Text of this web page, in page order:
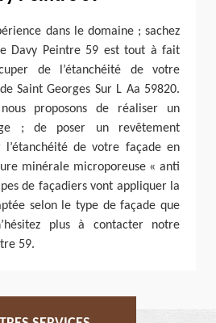
dans le domaine ; sachez
Davy Peintre 59 est tout à fait
de l’étanchéité de votre
Saint Georges Sur L Aa 59820.
proposons de réaliser un
; de poser un revêtement
de votre façade en
minérale microporeuse « anti
de façadiers vont appliquer la
selon le type de façade que
plus à contacter notre
59.